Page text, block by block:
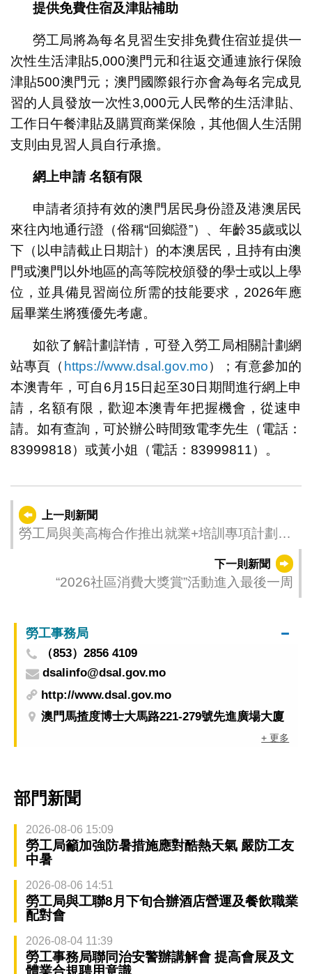
提供免費住宿及津貼補助
勞工局將為每名見習生安排免費住宿並提供一
次性生活津貼5,000澳門元和往返交通連旅行保險
津貼500澳門元；澳門國際銀行亦會為每名完成見
習的人員發放一次性3,000元人民幣的生活津貼、
工作日午餐津貼及購買商業保險，其他個人生活開
支則由見習人員自行承擔。
網上申請 名額有限
申請者須持有效的澳門居民身份證及港澳居民
來往內地通行證（俗稱“回鄉證”）、年齡35歲或以
下（以申請截止日期計）的本澳居民，且持有由澳
門或澳門以外地區的高等院校頒發的學士或以上學
位，並具備見習崗位所需的技能要求，2026年應
屆畢業生將獲優先考慮。
如欲了解計劃詳情，可登入勞工局相關計劃網
站專頁（ https://www.dsal.gov.mo）；有意參加的
本澳青年，可自6月15日起至30日期間進行網上申
請，名額有限，歡迎本澳青年把握機會，從速申
請。如有查詢，可於辦公時間致電李先生（電話：
83999818）或黃小姐（電話：83999811）。
上一則新聞
勞工局與美高梅合作推出就業+培訓專項計劃
下一則新聞
“2026社區消費大獎賞”活動進入最後一周
勞工事務局
（853）2856 4109
dsalinfo@dsal.gov.mo
http://www.dsal.gov.mo
澳門馬揸度博士大馬路221-279號先進廣場大廈
+ 更多
部門新聞
2026-08-06 15:09
勞工局籲加強防暑措施應對酷熱天氣 嚴防工友
中暑
2026-08-06 14:51
勞工局與工聯8月下旬合辦酒店營運及餐飲職業
配對會
2026-08-04 11:39
勞工事務局聯同治安警辦講解會 提高會展及文
體業合規聘用意識